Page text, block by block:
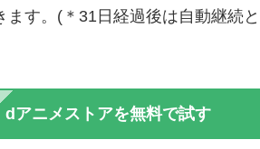
す。(＊31日経過後は自動継続
dアニメストアを無料で試す